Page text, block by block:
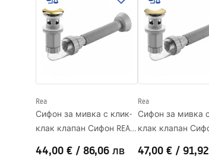
Ширина
Височина
Дълбочина
Отвор на батерията
Отвор за преливане
Rea
Сифон за мивка с клик-
клак клапан Сифон REA
44,00 € / 86,06 лв
Rea
Сифон за мивка
клак клапан
47,00 € /